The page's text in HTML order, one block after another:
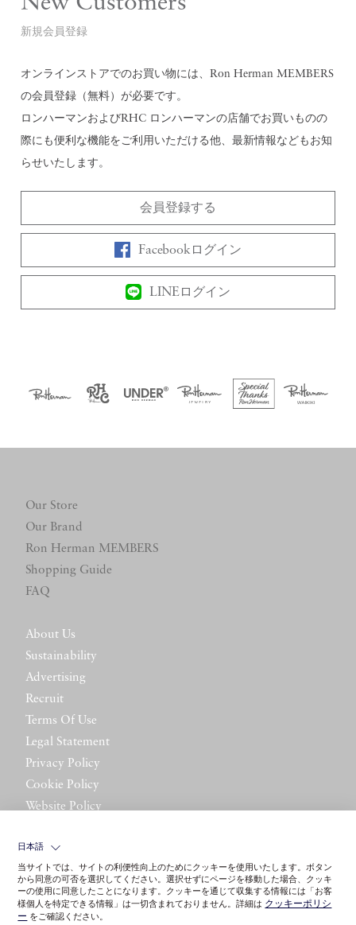
新規会員登録
オンラインストアでのお買い物には、Ron Herman MEMBERS
の会員登録（無料）が必要です。
ロンハーマンおよびRHC ロンハーマンの店舗でお買いものの
際にも便利な機能をご利用いただける他、最新情報などもお知
らせいたします。
会員登録する
Facebookログイン
LINEログイン
Our Store
Our Brand
Ron Herman MEMBERS
Shopping Guide
FAQ
About Us
Sustainability
Advertising
Recruit
Terms Of Use
Legal Statement
Privacy Policy
Cookie Policy
Website Policy
日本語
当サイトでは、サイトの利便性向上のためにクッキーを使用いたします。ボタン
から同意の可否を選択してください。選択せずにページを移動した場合、クッキ
ーの使用に同意したことになります。クッキーを通じて収集する情報には「お客
様個人を特定できる情報」は一切含まれておりません。詳細は クッキーポリシ
ー をご確認ください。